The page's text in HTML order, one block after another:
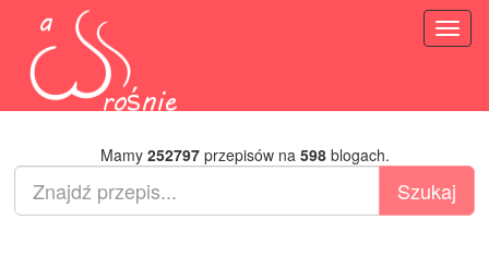
Mamy 252797przepisów na 598blogach.